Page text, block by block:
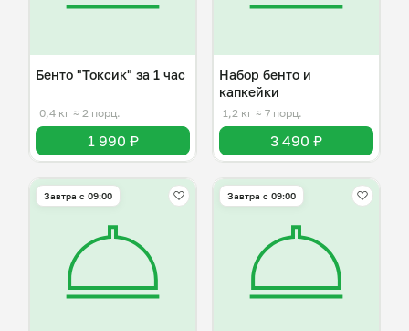
Бенто "Токсик" за 1 час
0,4 кг ≈ 2 порц.
1 990 ₽
Набор бенто и
капкейки
1,2 кг ≈ 7 порц.
3 490 ₽
Завтра c 09:00 Завтра c 09:00